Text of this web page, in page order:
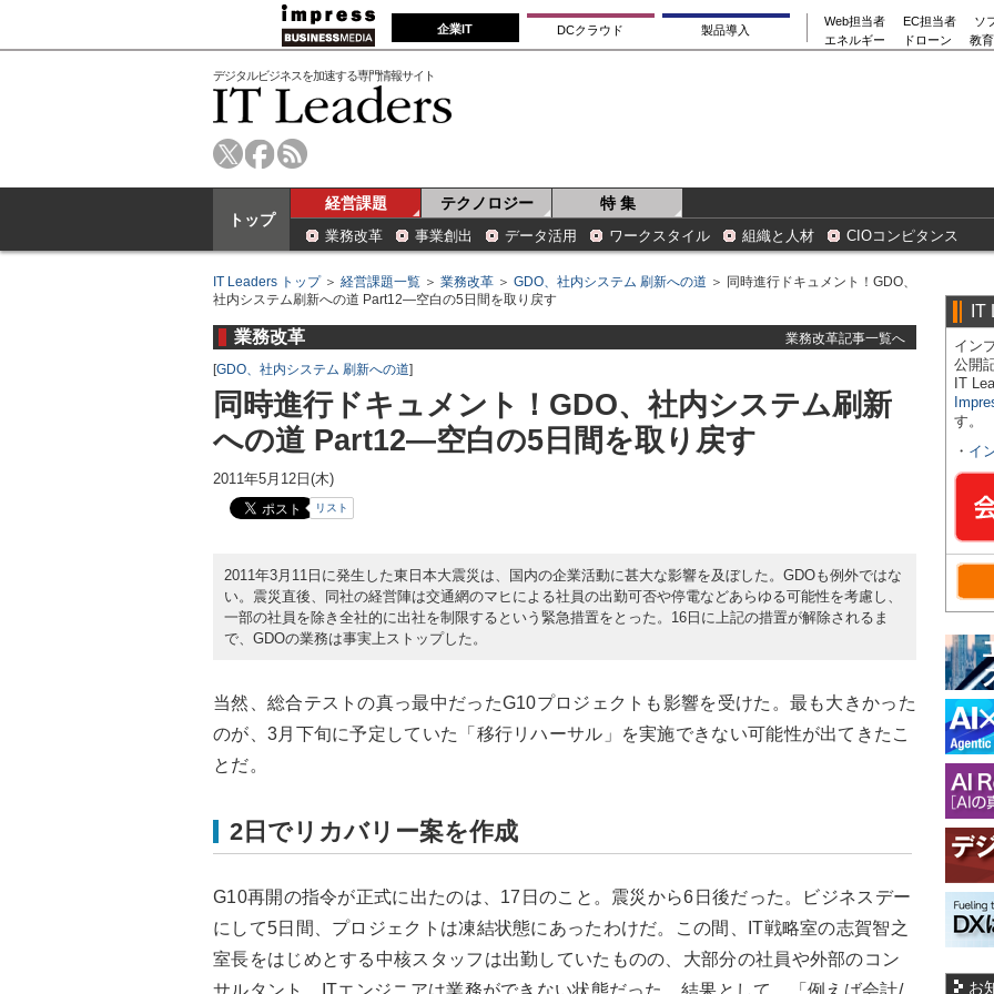
企業IT DCクラウド 製品導入
Web担当者 EC担当者
ソ
エネルギー
ドローン 教
デジタルビジネスを加速する専門情報サイト
トップ
経営課題 テクノロジー 特 集
業務改革 事業創出 データ活用 ワークスタイル 組織と人材 CIOコンピタンス
IT Leaders トップ＞ 経営課題一覧 ＞ 業務改革 ＞ GDO、社内システム 刷新への道 ＞ 同時進行ドキュメント！GDO、
社内システム刷新への道 Part12―空白の5日間を取り戻す
業務改革
業務改革記事一覧へ
[GDO、社内システム 刷新への道]
同時進行ドキュメント！GDO、社内システム刷新
への道 Part12―空白の5日間を取り戻す
2011年5月12日(木)
リスト
2011年3月11日に発生した東日本大震災は、国内の企業活動に甚大な影響を及ぼした。GDOも例外ではな
い。震災直後、同社の経営陣は交通網のマヒによる社員の出勤可否や停電などあらゆる可能性を考慮し、
一部の社員を除き全社的に出社を制限するという緊急措置をとった。16日に上記の措置が解除されるま
で、GDOの業務は事実上ストップした。
当然、総合テストの真っ最中だったG10プロジェクトも影響を受けた。最も大きかった
のが、3月下旬に予定していた「移行リハーサル」を実施できない可能性が出てきたこ
とだ。
2日でリカバリー案を作成
G10再開の指令が正式に出たのは、17日のこと。震災から6日後だった。ビジネスデー
にして5日間、プロジェクトは凍結状態にあったわけだ。この間、IT戦略室の志賀智之
室長をはじめとする中核スタッフは出勤していたものの、大部分の社員や外部のコン
IT
イン
公開
IT
す。
・ イ
お